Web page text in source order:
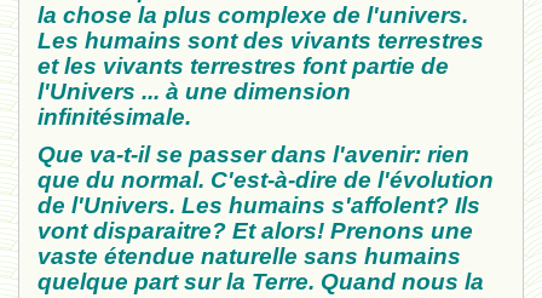
la chose la plus complexe de l'univers.
Les humains sont des vivants terrestres
et les vivants terrestres font partie de
l'Univers ... à une dimension
infinitésimale.
Que va-t-il se passer dans l'avenir: rien
que du normal. C'est-à-dire de l'évolution
de l'Univers. Les humains s'affolent? Ils
vont disparaitre? Et alors! Prenons une
vaste étendue naturelle sans humains
quelque part sur la Terre. Quand nous la